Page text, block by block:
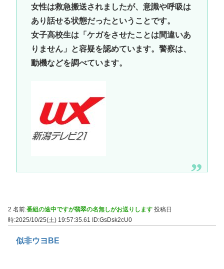
女性は救急搬送されましたが、意識や呼吸は
あり話せる状態だったということです。
女子高校生は「ケガをさせたことは間違いあ
りません」と容疑を認めています。警察は、
動機などを調べています。
2 名前:番組の途中ですが翡翠の名無しがお送りします 投稿日
時:2025/10/25(土) 19:57:35.61
ID:GsDsk2cU0
似非ウヨBE